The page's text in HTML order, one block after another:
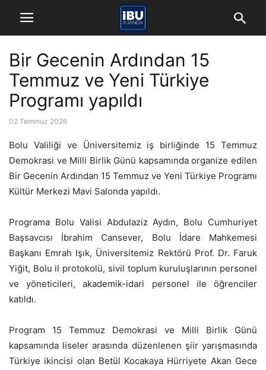
Bir Gecenin Ardından 15
Temmuz ve Yeni Türkiye
Programı yapıldı
02 Temmuz 2026
Bolu Valiliği ve Üniversitemiz iş birliğinde 15 Temmuz
Demokrasi ve Milli Birlik Günü kapsamında organize edilen
Bir Gecenin Ardından 15 Temmuz ve Yeni Türkiye Programı
Kültür Merkezi Mavi Salonda yapıldı.
Programa Bolu Valisi Abdulaziz Aydın, Bolu Cumhuriyet
Başsavcısı İbrahim Cansever, Bolu İdare Mahkemesi
Başkanı Emrah Işık, Üniversitemiz Rektörü Prof. Dr. Faruk
Yiğit, Bolu il protokolü, sivil toplum kuruluşlarının personel
ve yöneticileri, akademik-idari personel ile öğrenciler
katıldı.
Program 15 Temmuz Demokrasi ve Milli Birlik Günü
kapsamında liseler arasında düzenlenen şiir yarışmasında
Türkiye ikincisi olan Betül Kocakaya Hürriyete Akan Gece